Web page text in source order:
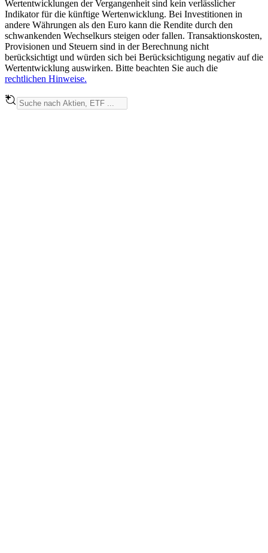
Wertentwicklungen der Vergangenheit sind kein verlässlicher
Indikator für die künftige Wertenwicklung. Bei Investitionen in
andere Währungen als den Euro kann die Rendite durch den
schwankenden Wechselkurs steigen oder fallen. Transaktionskosten,
Provisionen und Steuern sind in der Berechnung nicht
berücksichtigt und würden sich bei Berücksichtigung negativ auf die
Wertentwicklung auswirken. Bitte beachten Sie auch die
rechtlichen Hinweise.